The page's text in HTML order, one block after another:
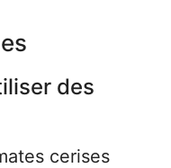
des
cerises